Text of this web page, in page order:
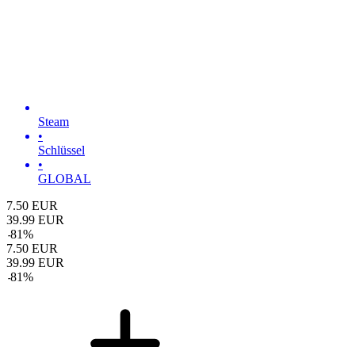
Steam
•
Schlüssel
•
GLOBAL
7.50 EUR
39.99 EUR
-81%
7.50 EUR
39.99 EUR
-81%